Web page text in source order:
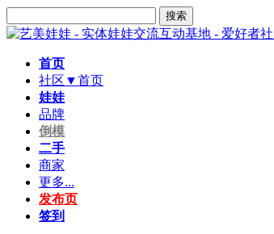
搜索
首页
社区▼首页
娃娃
品牌
倒模
二手
商家
更多...
发布页
签到